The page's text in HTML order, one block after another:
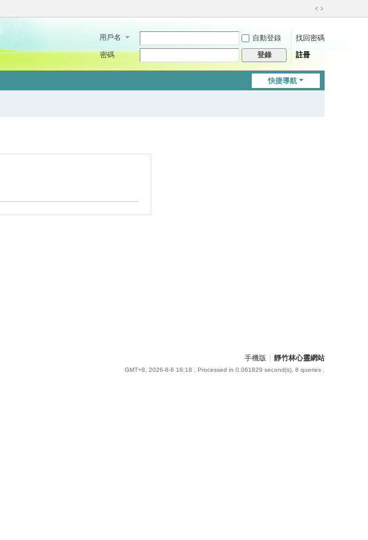
切
到
用戶名 自動登錄
找回密碼
密碼
登錄 註冊
快捷導航
手機版 靜竹林心靈網站
GMT+8, 2026-8-6 16:18 , Processed in 0.061829 second(s), 8 queries .